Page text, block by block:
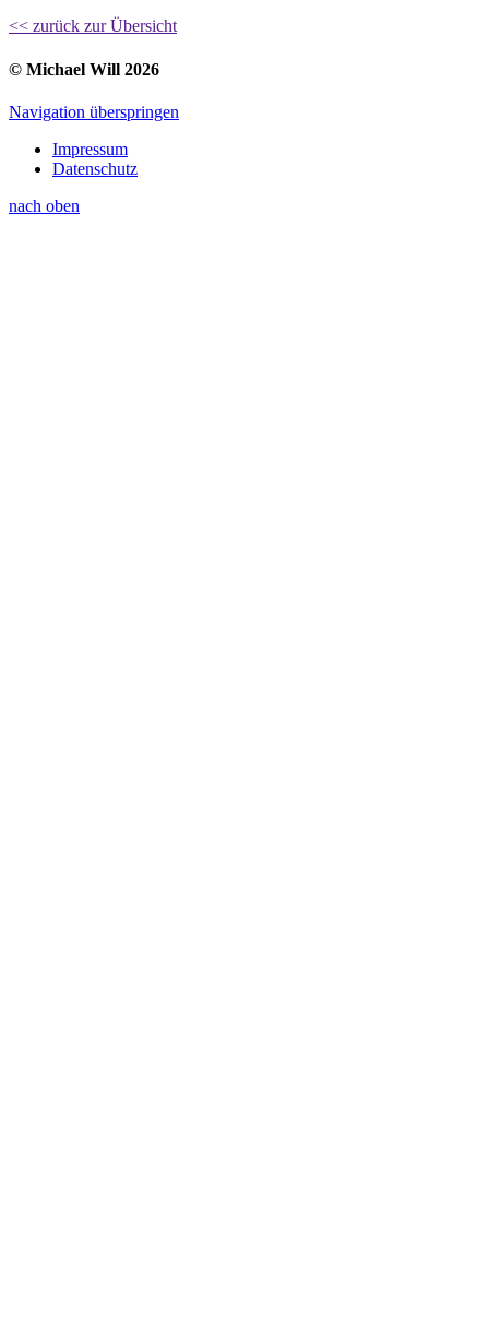
<< zurück zur Übersicht
© Michael Will 2026
Navigation überspringen
Impressum
Datenschutz
nach oben